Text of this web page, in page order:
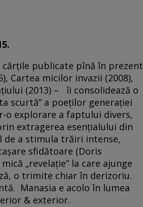
cărțile publicate pînă în prezent
Cartea micilor invazii (2008),
(2013) – îi consolidează o
scurtă” a poeților generației
o explorare a faptului divers,
extragerea esențialului din
de a stimula trăiri intense,
sfidătoare (Doris
„revelație” la care ajunge
o trimite chiar în derizoriu.
Manasia e acolo în lumea
& exterior.